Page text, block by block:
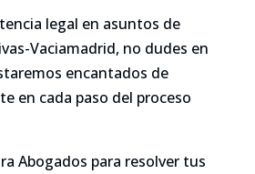
legal en asuntos de
Vaciamadrid, no dudes en
encantados de
en cada paso del proceso
Abogados para resolver tus